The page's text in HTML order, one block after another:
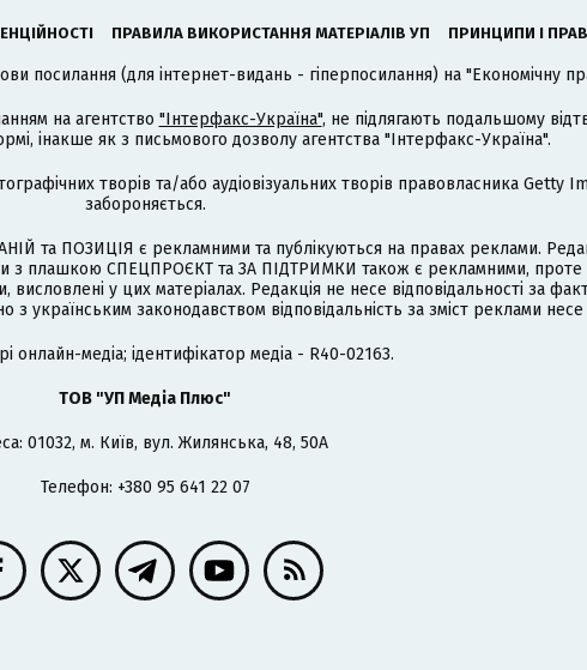
ПРАВИЛА ВИКОРИСТАННЯ МАТЕРІАЛІВ УП ПРИНЦИПИ І
посилання (для інтернет-видань - гіперпосилання) на "Економічну
на агентство "Інтерфакс-Україна", не підлягають подальшому
інакше як з письмового дозволу агентства "Інтерфакс-Україна".
творів та/або аудіовізуальних творів правовласника Getty
забороняється.
та ПОЗИЦІЯ є рекламними та публікуються на правах реклами.
з плашкою СПЕЦПРОЄКТ та ЗА ПІДТРИМКИ також є рекламними, проте
висловлені у цих матеріалах. Редакція не несе відповідальності за
з українським законодавством відповідальність за зміст реклами
онлайн-медіа; ідентифікатор медіа - R40-02163.
ТОВ "УП Медіа Плюс"
01032, м. Київ, вул. Жилянська, 48, 50А
Телефон: +380 95 641 22 07